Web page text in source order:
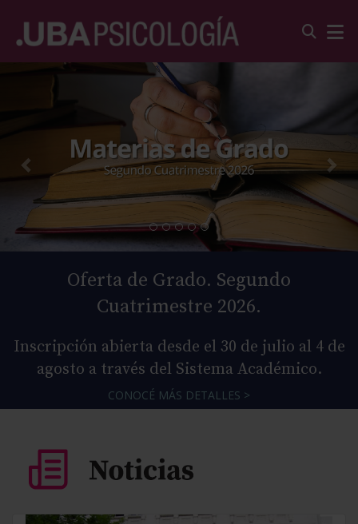
Oferta de Grado. Segundo
Cuatrimestre 2026.
Inscripción abierta desde el 30 de julio al 4 de
agosto a través del Sistema Académico.
CONOCÉ MÁS DETALLES >